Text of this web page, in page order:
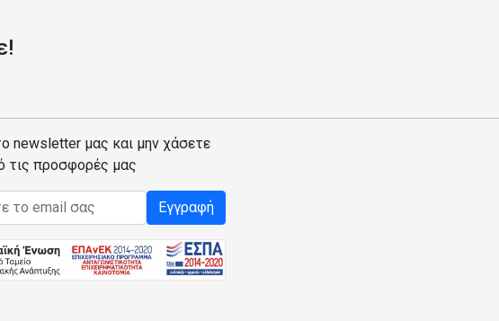
newsletter μας και μην χάσετε
τις προσφορές μας
Εγγραφή